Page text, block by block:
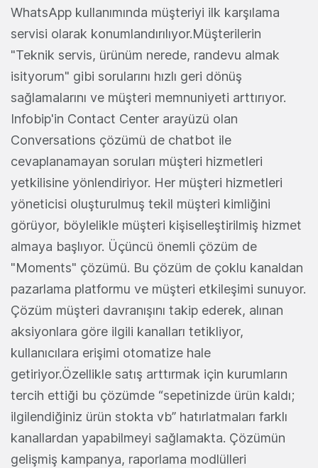
WhatsApp kullanımında müşteriyi ilk karşılama
servisi olarak konumlandırılıyor.Müşterilerin
"Teknik servis, ürünüm nerede, randevu almak
isityorum" gibi sorularını hızlı geri dönüş
sağlamalarını ve müşteri memnuniyeti arttırıyor.
Infobip'in Contact Center arayüzü olan
Conversations çözümü de chatbot ile
cevaplanamayan soruları müşteri hizmetleri
yetkilisine yönlendiriyor. Her müşteri hizmetleri
yöneticisi oluşturulmuş tekil müşteri kimliğini
görüyor, böylelikle müşteri kişiselleştirilmiş hizmet
almaya başlıyor. Üçüncü önemli çözüm de
"Moments" çözümü. Bu çözüm de çoklu kanaldan
pazarlama platformu ve müşteri etkileşimi sunuyor.
Çözüm müşteri davranışını takip ederek, alınan
aksiyonlara göre ilgili kanalları tetikliyor,
kullanıcılara erişimi otomatize hale
getiriyor.Özellikle satış arttırmak için kurumların
tercih ettiği bu çözümde “sepetinizde ürün kaldı;
ilgilendiğiniz ürün stokta vb” hatırlatmaları farklı
kanallardan yapabilmeyi sağlamakta. Çözümün
gelişmiş kampanya, raporlama modlülleri